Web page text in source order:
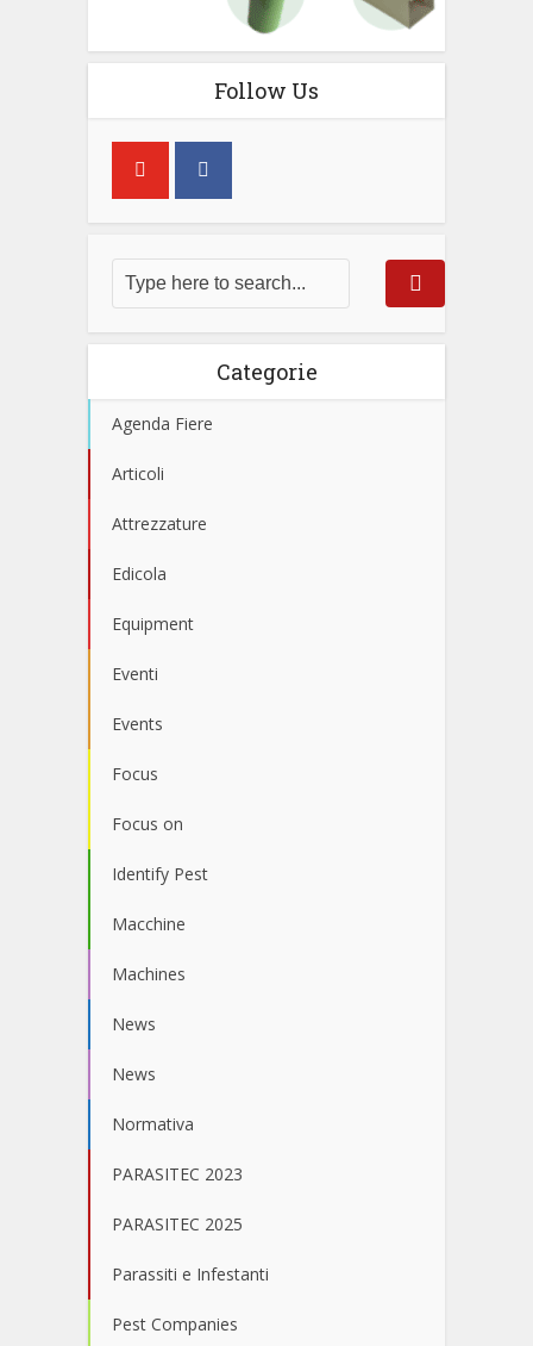
Follow Us
Categorie
Agenda Fiere
Articoli
Attrezzature
Edicola
Equipment
Eventi
Events
Focus
Focus on
Identify Pest
Macchine
Machines
News
News
Normativa
PARASITEC 2023
PARASITEC 2025
Parassiti e Infestanti
Pest Companies